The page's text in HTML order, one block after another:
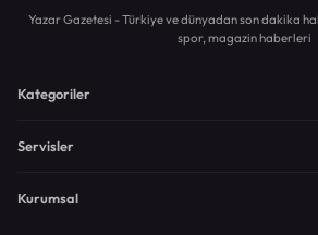
Yazar Gazetesi - Türkiye ve dünyadan son dakika
spor, magazin haberleri
Kategoriler
Servisler
Kurumsal